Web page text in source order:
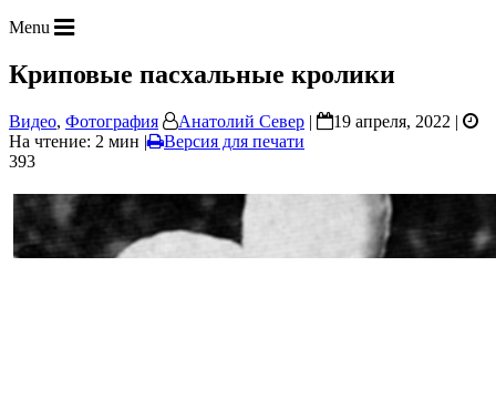
Menu
Криповые пасхальные кролики
Видео, Фотография Анатолий Север |
19 апреля, 2022 |
На чтение: 2 мин |
Версия для печати
393